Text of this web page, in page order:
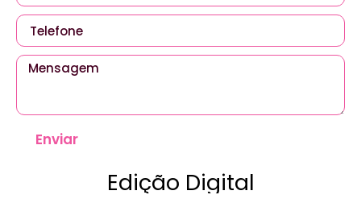
Enviar
Edição Digital